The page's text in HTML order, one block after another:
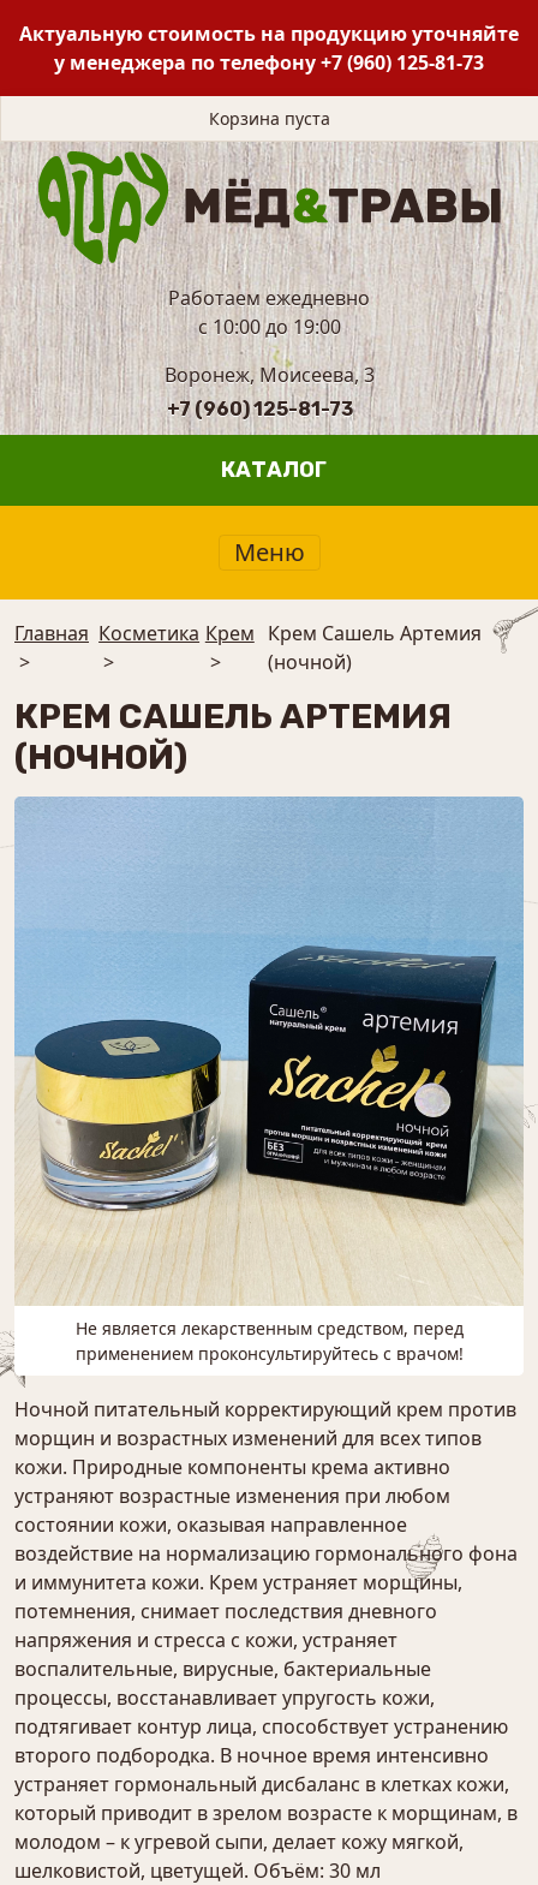
Актуальную стоимость на продукцию уточняйте
у менеджера по телефону+7 (960) 125-81-73
Корзина пуста
Работаем ежедневно
с 10:00 до 19:00
Воронеж, Моисеева, 3
+7 (960) 125-81-73
КАТАЛОГ
Меню
Главная
>
Косметика
>
Крем
>
Крем Сашель Артемия
(ночной)
КРЕМ САШЕЛЬ АРТЕМИЯ
(НОЧНОЙ)
Не является лекарственным средством, перед
применением проконсультируйтесь с врачом!
Ночной питательный корректирующий крем против
морщин и возрастных изменений для всех типов
кожи. Природные компоненты крема активно
устраняют возрастные изменения при любом
состоянии кожи, оказывая направленное
воздействие на нормализацию гормонального фона
и иммунитета кожи. Крем устраняет морщины,
потемнения, снимает последствия дневного
напряжения и стресса с кожи, устраняет
воспалительные, вирусные, бактериальные
процессы, восстанавливает упругость кожи,
подтягивает контур лица, способствует устранению
второго подбородка. В ночное время интенсивно
устраняет гормональный дисбаланс в клетках кожи,
который приводит в зрелом возрасте к морщинам, в
молодом – к угревой сыпи, делает кожу мягкой,
шелковистой, цветущей. Объём: 30 мл